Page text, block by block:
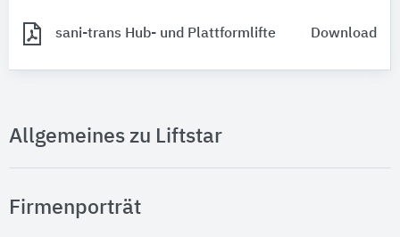
sani-trans Hub- und Plattformlifte Download
Allgemeines zu Liftstar
Firmenporträt